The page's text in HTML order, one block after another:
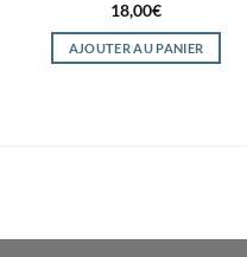
18,00€
AJOUTER AU PANIER